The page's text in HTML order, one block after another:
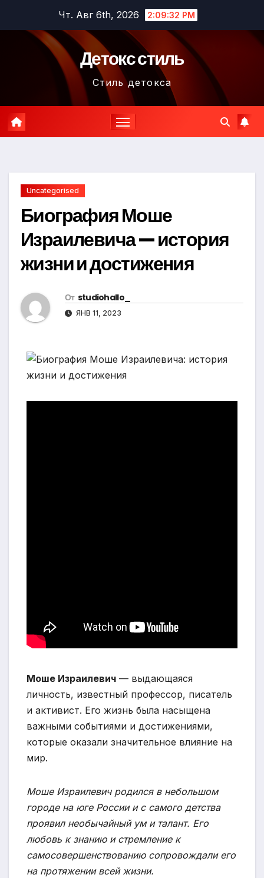
содержимому
Чт. Авг 6th, 2026 2:09:33 PM
Детокс стиль
Стиль детокса
Uncategorised
Биография Моше
Израилевича — история
жизни и достижения
От studiohallo_
ЯНВ 11, 2023
Моше Израилевич — выдающаяся
личность, известный профессор, писатель
и активист. Его жизнь была насыщена
важными событиями и достижениями,
которые оказали значительное влияние на
мир.
Моше Израилевич родился в небольшом
городе на юге России и с самого детства
проявил необычайный ум и талант. Его
любовь к знанию и стремление к
самосовершенствованию сопровождали его
на протяжении всей жизни.